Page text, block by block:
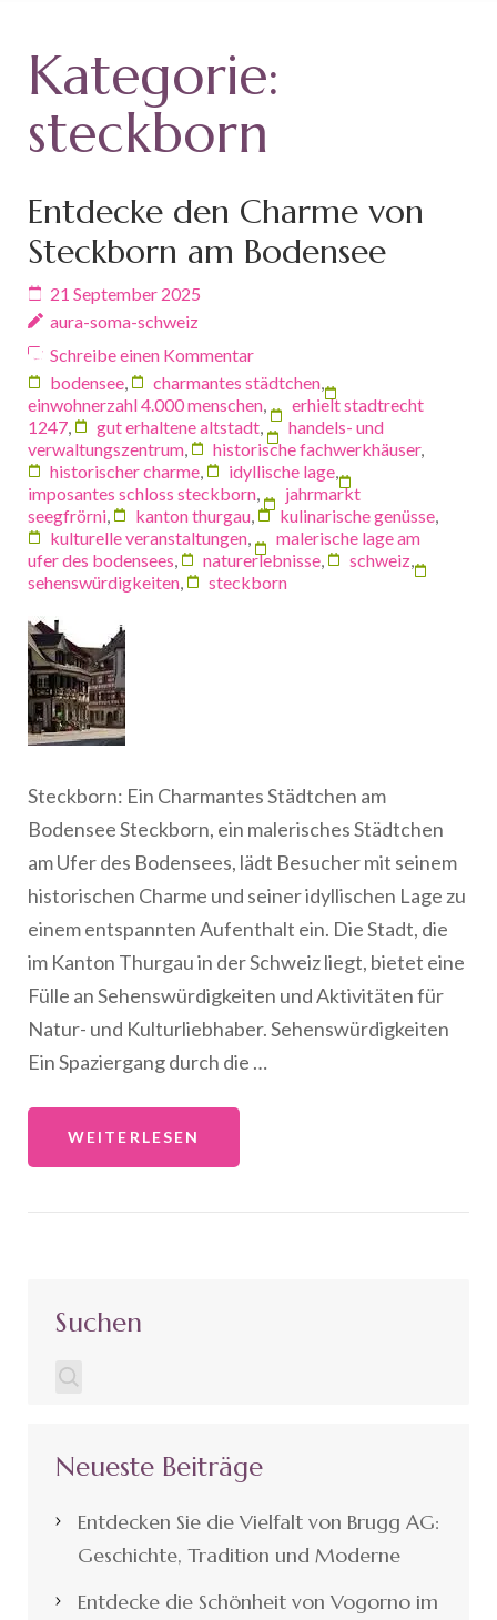
Kategorie:
steckborn
Entdecke den Charme von
Steckborn am Bodensee
21 September 2025
aura-soma-schweiz
Schreibe einen Kommentar
bodensee
charmantes städtchen
einwohnerzahl 4.000 menschen
erhielt stadtrecht
1247
gut erhaltene altstadt
handels- und
verwaltungszentrum
historische fachwerkhäuser,
historischer charme
idyllische lage
imposantes schloss steckborn
jahrmarkt
seegfrörni
kanton thurgau kulinarische genüsse
kulturelle veranstaltungen
malerische lage am
ufer des bodensees
naturerlebnisse schweiz
sehenswürdigkeiten
steckborn
Steckborn: Ein Charmantes Städtchen am
Bodensee Steckborn, ein malerisches Städtchen
am Ufer des Bodensees, lädt Besucher mit seinem
historischen Charme und seiner idyllischen Lage zu
einem entspannten Aufenthalt ein. Die Stadt, die
im Kanton Thurgau in der Schweiz liegt, bietet eine
Fülle an Sehenswürdigkeiten und Aktivitäten für
Natur- und Kulturliebhaber. Sehenswürdigkeiten
Ein Spaziergang durch die …
WEITERLESEN
Suchen
Neueste Beiträge
Entdecken Sie die Vielfalt von Brugg AG:
Geschichte, Tradition und Moderne
Entdecke die Schönheit von Vogorno im